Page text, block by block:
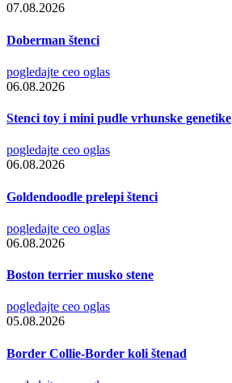
07.08.2026
Doberman štenci
pogledajte ceo oglas
06.08.2026
Stenci toy i mini pudle vrhunske genetike
pogledajte ceo oglas
06.08.2026
Goldendoodle prelepi štenci
pogledajte ceo oglas
06.08.2026
Boston terrier musko stene
pogledajte ceo oglas
05.08.2026
Border Collie-Border koli štenad